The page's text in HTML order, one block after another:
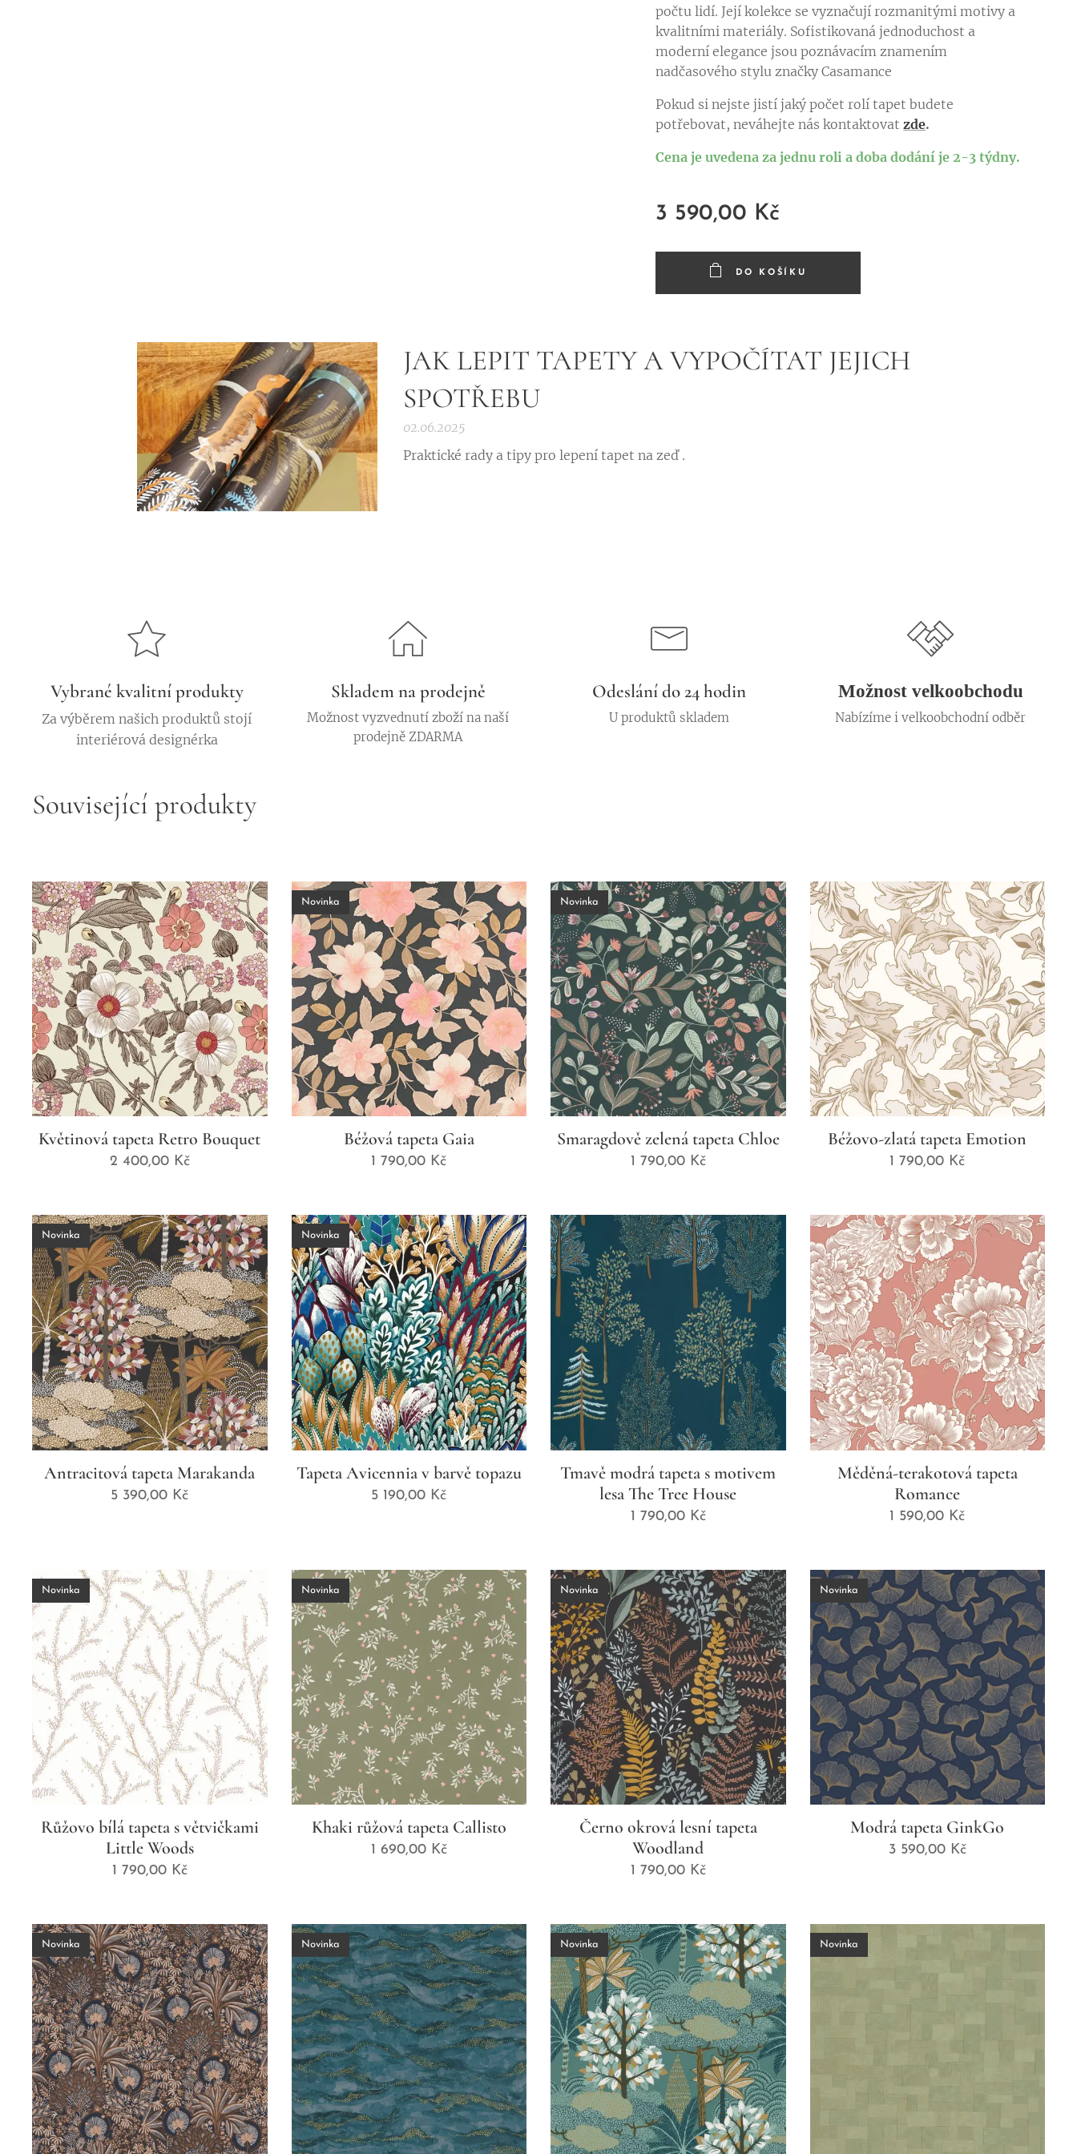
počtu lidí. Její kolekce se vyznačují rozmanitými motivy a
kvalitními materiály. Sofistikovaná jednoduchost a
moderní elegance jsou poznávacím znamením
nadčasového stylu značky Casamance
Pokud si nejste jistí jaký počet rolí tapet budete
potřebovat, neváhejte nás kontaktovatzde.
Cena je uvedena za jednu roli a doba dodání je 2-3 týdny.
3 590,00 Kč
DO KOŠÍKU
JAK LEPIT TAPETY A VYPOČÍTAT JEJICH
SPOTŘEBU
02.06.2025
Praktické rady a tipy pro lepení tapet na zeď .
Vybrané kvalitní produkty
Za výběrem našich produktů stojí
interiérová designérka
Skladem na prodejně
Možnost vyzvednutí zboží na naší
prodejně ZDARMA
Odeslání do 24 hodin
U produktů skladem
Možnost velkoobchodu
Nabízíme i velkoobchodní odběr
Související produkty
Květinová tapeta Retro Bouquet
2 400,00Kč
Béžová tapeta Gaia
Novinka
1 790,00 Kč
Smaragdově zelená tapeta Chloe
Novinka
1 790,00Kč
Béžovo-zlatá tapeta Emotion
1 790,00 Kč
Antracitová tapeta Marakanda
Novinka
5 390,00 Kč
Tapeta Avicennia v barvě topazu
Novinka
5 190,00 Kč
Tmavě modrá tapeta s motivem
lesa The Tree House
1 790,00Kč
Měděná-terakotová tapeta
Romance
1 590,00 Kč
Růžovo bílá tapeta s větvičkami
Little Woods
Novinka
1 790,00Kč
Khaki růžová tapeta Callisto
Novinka
1 690,00Kč
Černo okrová lesní tapeta
Woodland
Novinka
1 790,00Kč
Modrá tapeta GinkGo
Novinka
3 590,00Kč
Novinka Novinka Novinka Novinka